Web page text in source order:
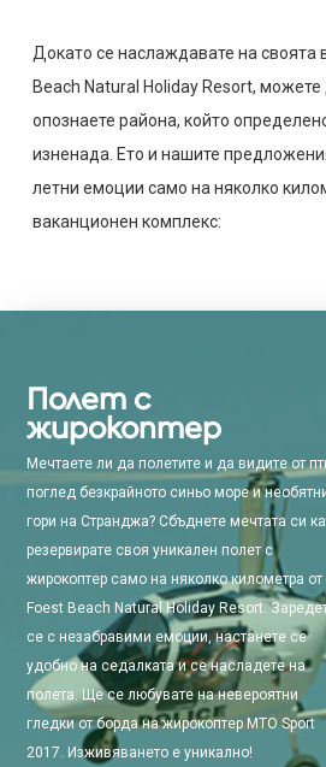
Докато се наслаждавате на
Beach Natural Holiday Resort, можете
опознаете района, който
изненада. Ето и нашите
летни емоции само на няколко
ваканционен комплекс:
Полет с
жирокоптер
Мечтаете ли да полетите и да видите от
поглед безкрайното синьо море и
гори на Странджа? Сбъднете мечтата си
резервирате своя уникален полет с
жирокоптер само на няколко километра от
Foest Beach Natural Holiday Resort.
се с незабравими емоции, настанете се
удобно на седалката и се насладете на
полета. Ще се любувате на невероятни
гледки от борда на жирокоптер МТО Sport
2017. Изживяването е уникално!